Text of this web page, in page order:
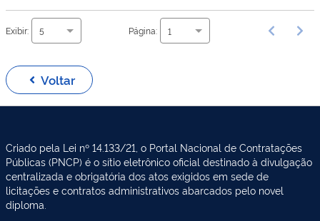
Exibir: 5 Página: 1
Voltar
Criado pela Lei nº 14.133/21, o Portal Nacional de Contratações
Públicas (PNCP) é o sítio eletrônico oficial destinado à divulgação
centralizada e obrigatória dos atos exigidos em sede de
licitações e contratos administrativos abarcados pelo novel
diploma.